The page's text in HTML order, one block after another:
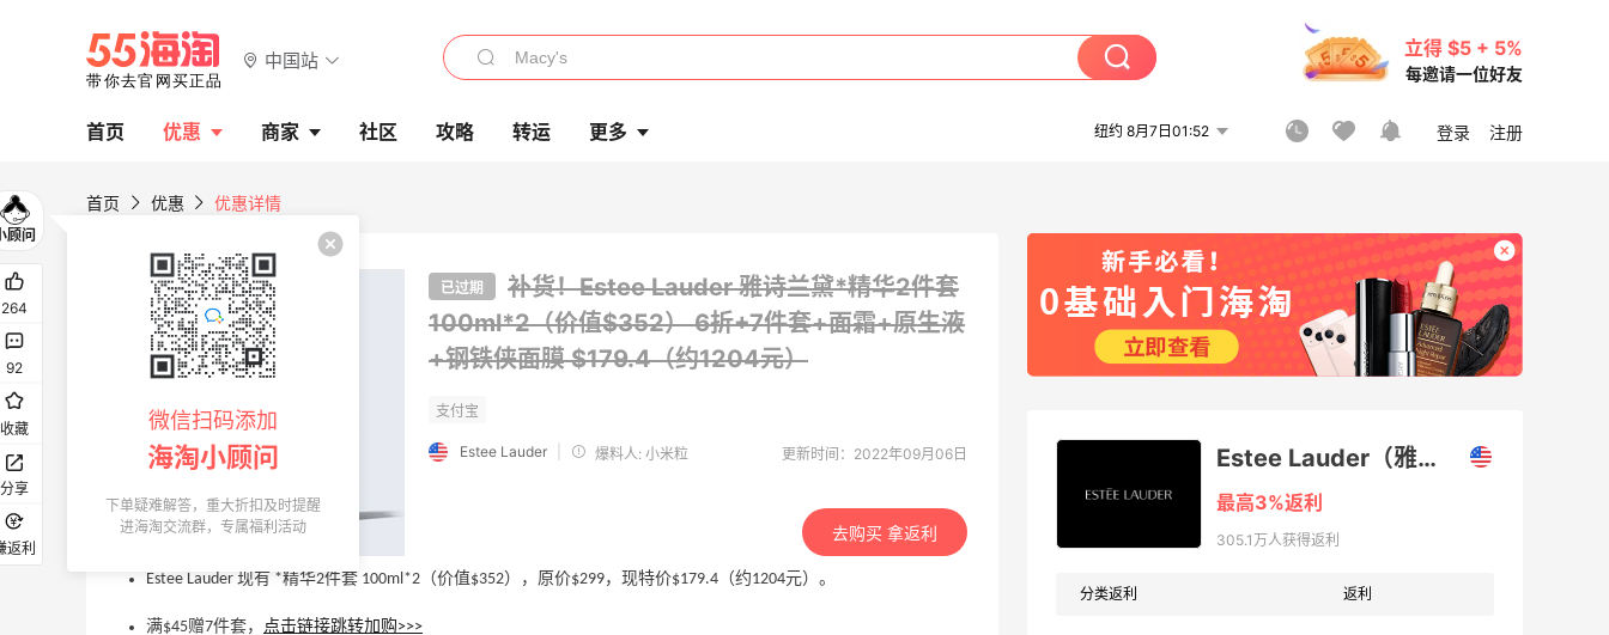
中国站
立得 $5 + 5%
每邀请一位好友
首页 优惠 商家 社区 攻略 转运 更多 纽约 8月7日01:52 登录 注册
首页 优惠 优惠详情
已过期
补货！Estee Lauder 雅诗兰黛*精华2件套
100ml*2（价值$352）6折+7件套+面霜+原生液
+钢铁侠面膜 $179.4（约1204元）
Estee Lauder 爆料人: 小米粒 更新时间：2022年09月06日
去购买 拿返利
Estee Lauder 现有 *精华2件套 100ml*2（价值$352），原价$299，现特价$179.4（约1204元）。
满$45赠7件套， 点击链接跳转加购>>>
Estee Lauder（雅诗兰黛美国官网）
最高3%返利
305.1万人获得返利
分类返利 返利
264
92
收藏
分享
返利
微信扫码添加
海淘小顾问
下单疑难解答，重大折扣及时提醒
进海淘交流群，专属福利活动